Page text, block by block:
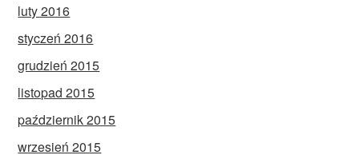
luty 2016
styczeń 2016
grudzień 2015
listopad 2015
październik 2015
wrzesień 2015